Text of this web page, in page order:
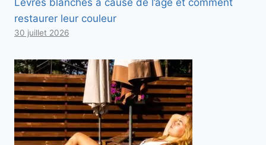
restaurer leur couleur
30 juillet 2026